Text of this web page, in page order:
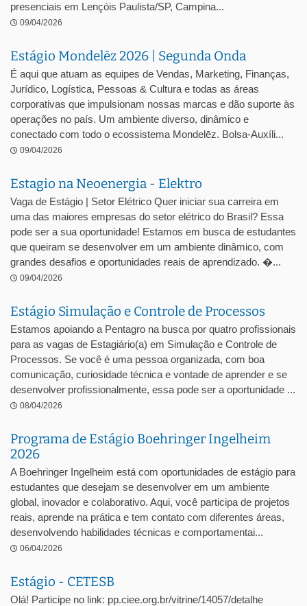
presenciais em Lençóis Paulista/SP, Campina...
09/04/2026
Estágio Mondelēz 2026 | Segunda Onda
É aqui que atuam as equipes de Vendas, Marketing, Finanças,
Jurídico, Logística, Pessoas & Cultura e todas as áreas
corporativas que impulsionam nossas marcas e dão suporte às
operações no país. Um ambiente diverso, dinâmico e
conectado com todo o ecossistema Mondelēz. Bolsa-Auxíli...
09/04/2026
Estagio na Neoenergia - Elektro
Vaga de Estágio | Setor Elétrico Quer iniciar sua carreira em
uma das maiores empresas do setor elétrico do Brasil? Essa
pode ser a sua oportunidade! Estamos em busca de estudantes
que queiram se desenvolver em um ambiente dinâmico, com
grandes desafios e oportunidades reais de aprendizado. �...
09/04/2026
Estágio Simulação e Controle de Processos
Estamos apoiando a Pentagro na busca por quatro profissionais
para as vagas de Estagiário(a) em Simulação e Controle de
Processos. Se você é uma pessoa organizada, com boa
comunicação, curiosidade técnica e vontade de aprender e se
desenvolver profissionalmente, essa pode ser a oportunidade ...
08/04/2026
Programa de Estágio Boehringer Ingelheim
2026
A Boehringer Ingelheim está com oportunidades de estágio para
estudantes que desejam se desenvolver em um ambiente
global, inovador e colaborativo. Aqui, você participa de projetos
reais, aprende na prática e tem contato com diferentes áreas,
desenvolvendo habilidades técnicas e comportamentai...
06/04/2026
Estágio - CETESB
Olá! Participe no link: pp.ciee.org.br/vitrine/14057/detalhe